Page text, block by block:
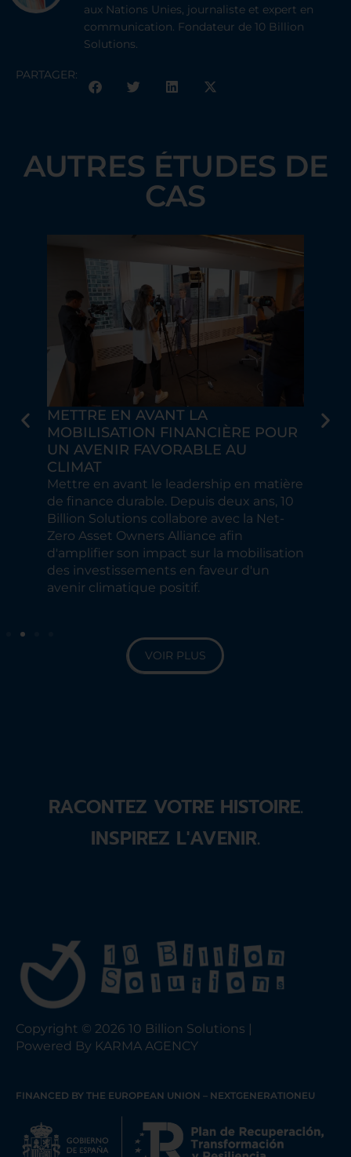
aux Nations Unies, journaliste et expert en
communication. Fondateur de 10 Billion
Solutions.
PARTAGER:
AUTRES ÉTUDES DE
CAS
METTRE EN AVANT LA
MOBILISATION FINANCIÈRE POUR
UN AVENIR FAVORABLE AU
CLIMAT
Mettre en avant le leadership en matière
de finance durable. Depuis deux ans, 10
Billion Solutions collabore avec la Net-
Zero Asset Owners Alliance afin
d'amplifier son impact sur la mobilisation
des investissements en faveur d'un
avenir climatique positif.
VOIR PLUS
RACONTEZ VOTRE HISTOIRE.
INSPIREZ L'AVENIR.
Copyright © 2026 10 Billion Solutions |
Powered By KARMA AGENCY
FINANCED BY THE EUROPEAN UNION – NEXTGENERATIONEU